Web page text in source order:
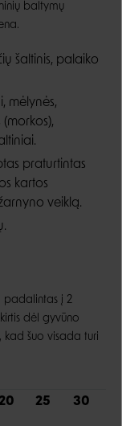
baltymų
šaltinis, palaiko
mėlynės,
praturtintas
kartos
veiklą.
padalintas į 2
dėl gyvūno
kad šuo visada turi
20 25 30